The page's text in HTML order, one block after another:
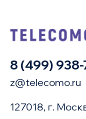
8 (499)
z@telecomo.ru
127018, г.